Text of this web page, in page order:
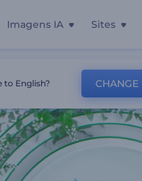
Imagens IA Sites
to English? CHANGE